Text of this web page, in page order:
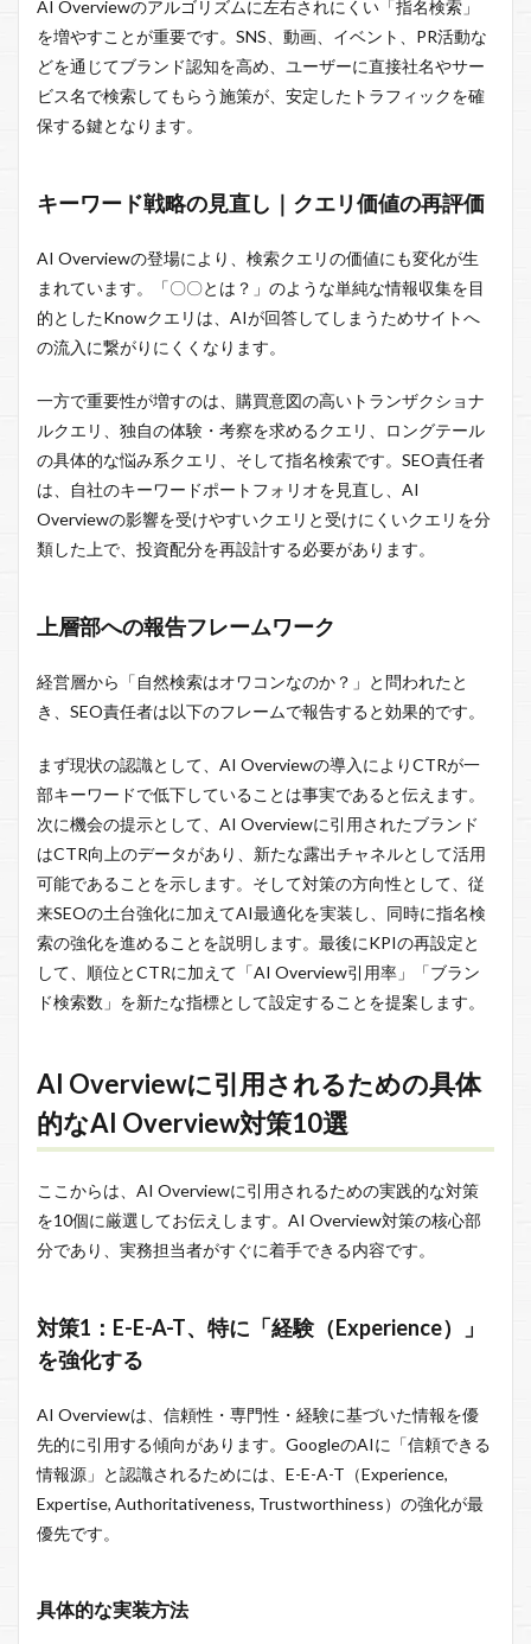
AI Overviewのアルゴリズムに左右されにくい「指名検索」
を増やすことが重要です。SNS、動画、イベント、PR活動な
どを通じてブランド認知を高め、ユーザーに直接社名やサー
ビス名で検索してもらう施策が、安定したトラフィックを確
保する鍵となります。
キーワード戦略の見直し｜クエリ価値の再評価
AI Overviewの登場により、検索クエリの価値にも変化が生
まれています。「〇〇とは？」のような単純な情報収集を目
的としたKnowクエリは、AIが回答してしまうためサイトへ
の流入に繋がりにくくなります。
一方で重要性が増すのは、購買意図の高いトランザクショナ
ルクエリ、独自の体験・考察を求めるクエリ、ロングテール
の具体的な悩み系クエリ、そして指名検索です。SEO責任者
は、自社のキーワードポートフォリオを見直し、AI
Overviewの影響を受けやすいクエリと受けにくいクエリを分
類した上で、投資配分を再設計する必要があります。
上層部への報告フレームワーク
経営層から「自然検索はオワコンなのか？」と問われたと
き、SEO責任者は以下のフレームで報告すると効果的です。
まず現状の認識として、AI Overviewの導入によりCTRが一
部キーワードで低下していることは事実であると伝えます。
次に機会の提示として、AI Overviewに引用されたブランド
はCTR向上のデータがあり、新たな露出チャネルとして活用
可能であることを示します。そして対策の方向性として、従
来SEOの土台強化に加えてAI最適化を実装し、同時に指名検
索の強化を進めることを説明します。最後にKPIの再設定と
して、順位とCTRに加えて「AI Overview引用率」「ブラン
ド検索数」を新たな指標として設定することを提案します。
AI Overviewに引用されるための具体
的なAI Overview対策10選
ここからは、AI Overviewに引用されるための実践的な対策
を10個に厳選してお伝えします。AI Overview対策の核心部
分であり、実務担当者がすぐに着手できる内容です。
対策1：E-E-A-T、特に「経験（Experience）」
を強化する
AI Overviewは、信頼性・専門性・経験に基づいた情報を優
先的に引用する傾向があります。GoogleのAIに「信頼できる
情報源」と認識されるためには、E-E-A-T（Experience,
Expertise, Authoritativeness, Trustworthiness）の強化が最
優先です。
具体的な実装方法